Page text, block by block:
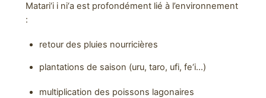
Matari‘i i ni‘a est profondément lié à l’environnement
:
retour des pluies nourricières
plantations de saison (uru, taro, ufi, fe‘i…)
multiplication des poissons lagonaires